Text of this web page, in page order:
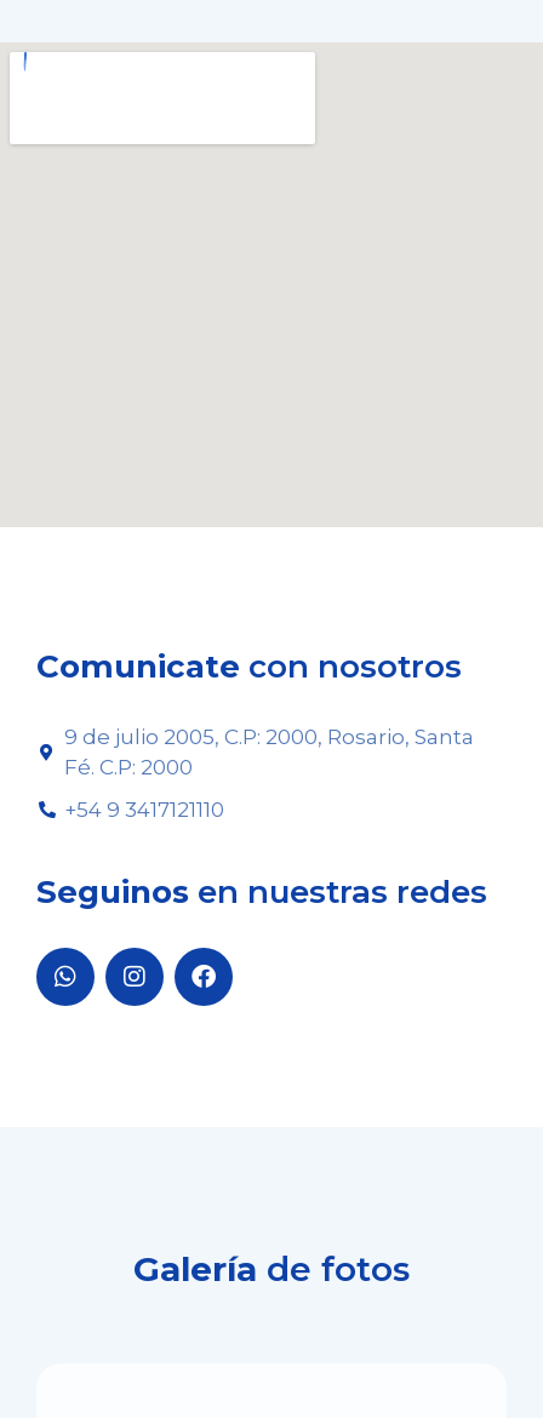
Comunicate con nosotros
9 de julio 2005, C.P: 2000, Rosario, Santa
Fé. C.P: 2000
+54 9 3417121110
Seguinos en nuestras redes
Galería de fotos